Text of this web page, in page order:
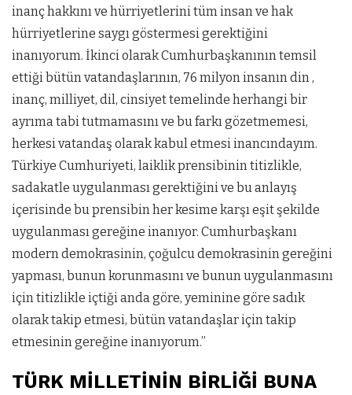
inanç hakkını ve hürriyetlerini tüm insan ve hak
hürriyetlerine saygı göstermesi gerektiğini
inanıyorum. İkinci olarak Cumhurbaşkanının temsil
ettiği bütün vatandaşlarının, 76 milyon insanın din ,
inanç, milliyet, dil, cinsiyet temelinde herhangi bir
ayrıma tabi tutmamasını ve bu farkı gözetmemesi,
herkesi vatandaş olarak kabul etmesi inancındayım.
Türkiye Cumhuriyeti, laiklik prensibinin titizlikle,
sadakatle uygulanması gerektiğini ve bu anlayış
içerisinde bu prensibin her kesime karşı eşit şekilde
uygulanması gereğine inanıyor. Cumhurbaşkanı
modern demokrasinin, çoğulcu demokrasinin gereğini
yapması, bunun korunmasını ve bunun uygulanmasını
için titizlikle içtiği anda göre, yeminine göre sadık
olarak takip etmesi, bütün vatandaşlar için takip
etmesinin gereğine inanıyorum.”
TÜRK MİLLETİNİN BİRLİĞİ BUNA